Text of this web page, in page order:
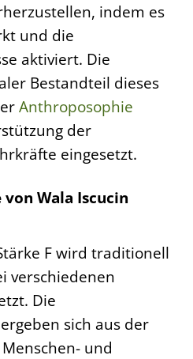
indem es
und die
aktiviert. Die
Bestandteil dieses
Anthroposophie
der
eingesetzt.
Wala Iscucin
F wird traditionell
verschiedenen
Die
ergeben sich aus der
und